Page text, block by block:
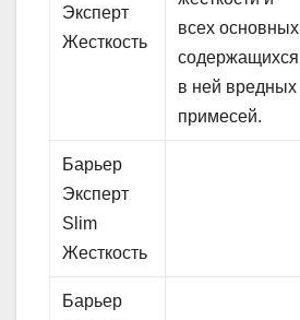
Эксперт
Жесткость
всех основных
содержащихся
в ней вредных
примесей.
Барьер
Эксперт
Slim
Жесткость
Барьер